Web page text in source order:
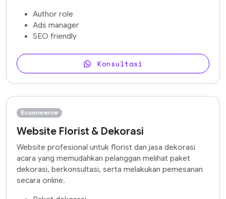
Author role
Ads manager
SEO friendly
Konsultasi
Ecommerce
Website Florist & Dekorasi
Website profesional untuk florist dan jasa dekorasi
acara yang memudahkan pelanggan melihat paket
dekorasi, berkonsultasi, serta melakukan pemesanan
secara online.